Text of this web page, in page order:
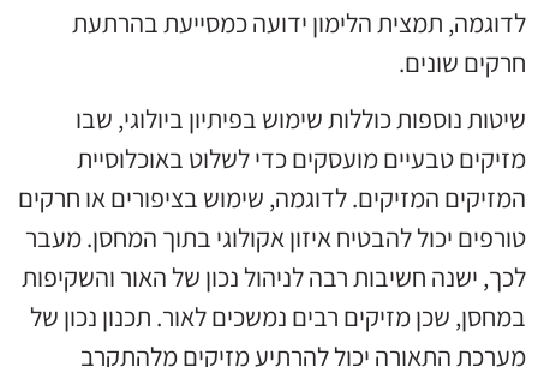
לדוגמה, תמצית הלימון ידועה כמסייעת בהרתעת
חרקים שונים.
שיטות נוספות כוללות שימוש בפיתיון ביולוגי, שבו
מזיקים טבעיים מועסקים כדי לשלוט באוכלוסיית
המזיקים המזיקים. לדוגמה, שימוש בציפורים או חרקים
טורפים יכול להבטיח איזון אקולוגי בתוך המחסן. מעבר
לכך, ישנה חשיבות רבה לניהול נכון של האור והשקיפות
במחסן, שכן מזיקים רבים נמשכים לאור. תכנון נכון של
מערכת התאורה יכול להרתיע מזיקים מלהתקרב